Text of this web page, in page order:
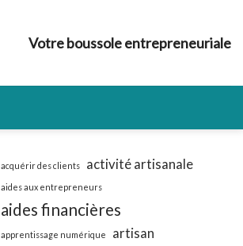
Votre boussole entrepreneuriale
acquérir des clients activité artisanale
aides aux entrepreneurs
aides financières
apprentissage numérique artisan